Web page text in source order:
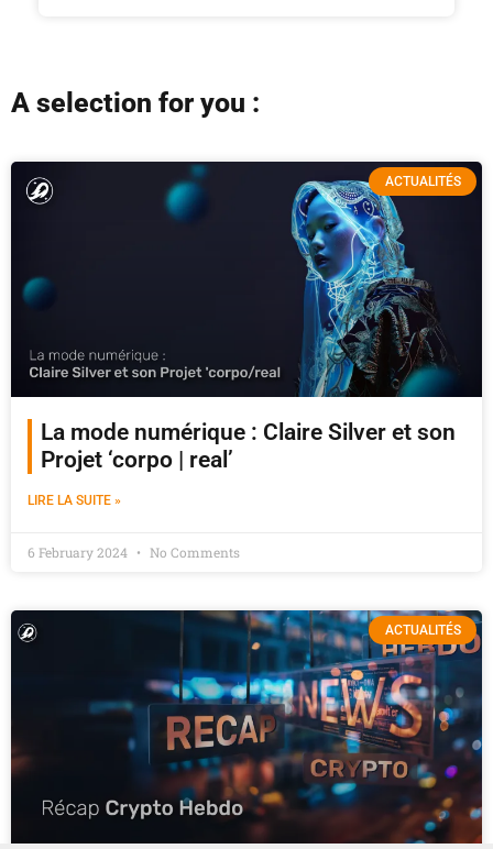
A selection for you :
ACTUALITÉS
La mode numérique : Claire Silver et son
Projet ‘corpo | real’
LIRE LA SUITE »
6 February 2024 No Comments
ACTUALITÉS